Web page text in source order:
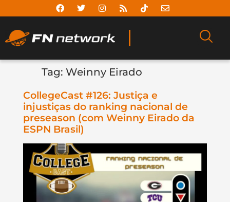
Tag: Weinny Eirado
CollegeCast #126: Justiça e
injustiças do ranking nacional de
preseason (com Weinny Eirado da
ESPN Brasil)